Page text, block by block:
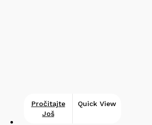
Pročitajte
Još
Quick View